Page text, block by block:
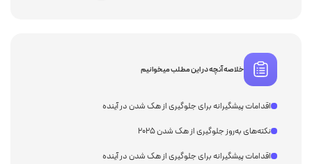
خلاصه آنچه در این مطلب میخوانیم
اقدامات پیشگیرانه برای جلوگیری از هک شدن در آینده
نکته‌های به‌روز جلوگیری از هک شدن ۲۰۲۵
اقدامات پیشگیرانه برای جلوگیری از هک شدن در آینده